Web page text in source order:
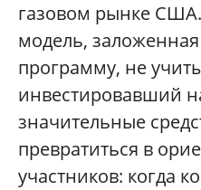
газовом рынке
модель,
программу, не
инвестировавший
значительные
превратиться в
участников: когда